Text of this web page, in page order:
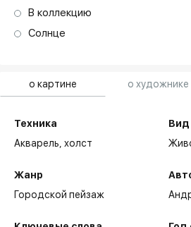
о картине о художнике
Техника
Акварель,холст
Жанр
Городской пейзаж
Вид
В коллекцию
Солнце